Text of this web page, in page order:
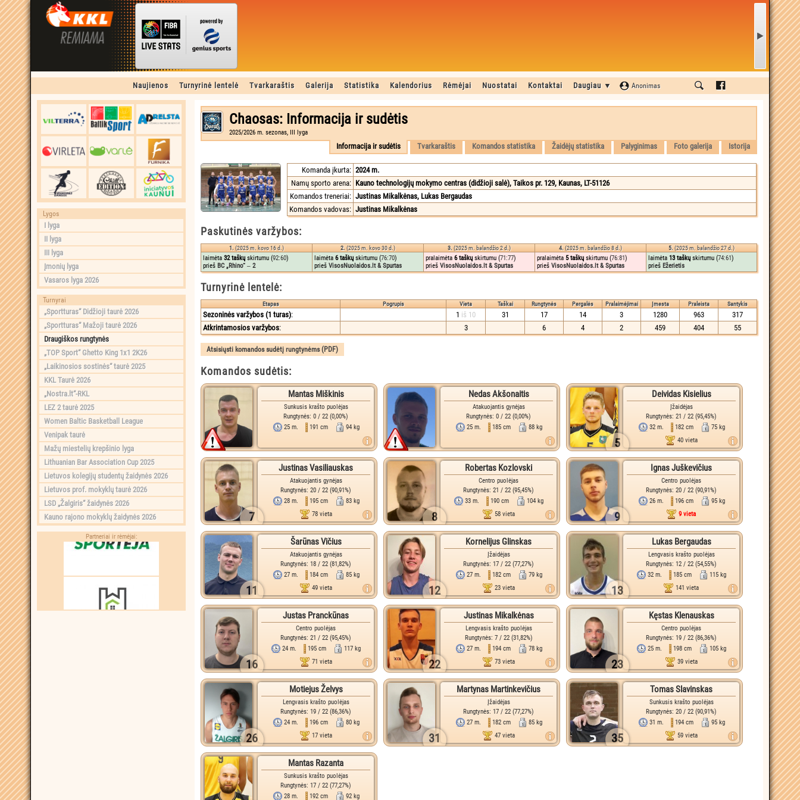
Naujienos Turnyrinė lentelė Tvarkaraštis Galerija Statistika Kalendorius Rėmėjai Nuostatai Kontaktai Daugiau ▼ Anonimas
Lygos
I lyga
II lyga
III lyga
Įmonių lyga
Vasaros lyga 2026
Turnyrai
„Sportturas“ Didžioji taurė 2026
„Sportturas“ Mažoji taurė 2026
Draugiškos rungtynės
„TOP Sport“ Ghetto King 1x1 2K26
„Laikinosios sostinės“ taurė 2025
KKL Taurė 2026
„Nostra.lt“-RKL
LEZ 2 taurė 2025
Women Baltic Basketball League
Venipak taurė
Mažų miestelių krepšinio lyga
Lithuanian Bar Association Cup 2025
Lietuvos kolegijų studentų žaidynės 2026
Lietuvos prof. mokyklų taurė 2026
LSD „Žalgiris“ žaidynės 2026
Kauno rajono mokyklų žaidynės 2026
Partneriai ir rėmėjai:
Chaosas: Informacija ir sudėtis
2025/2026 m. sezonas, III lyga
Informacija ir sudėtis Tvarkaraštis Komandos statistika Žaidėjų statistika Palyginimas Foto galerija Istorija
Komanda įkurta: 2024 m.
Namų sporto arena: Kauno technologijų mokymo centras (didžioji salė), Taikos pr. 129, Kaunas, LT-51126
Komandos treneriai: Justinas Mikalkėnas, Lukas Bergaudas
Komandos vadovas: Justinas Mikalkėnas
Paskutinės varžybos:
1. (2025 m. kovo 16 d.) 2. (2025 m. kovo 30 d.) 3. (2025 m. balandžio 2 d.) 4. (2025 m. balandžio 8 d.) 5. (2025 m. balandžio 27 d.)
laimėta 32 taškų skirtumu (92:60)
prieš BC „Rhino“ ‒ 2
laimėta 6 taškų skirtumu (76:70)
prieš VisosNuolaidos.lt & Spurtas
pralaimėta 6 taškų skirtumu (71:77)
prieš VisosNuolaidos.lt & Spurtas
pralaimėta 5 taškų skirtumu (76:81)
prieš VisosNuolaidos.lt & Spurtas
laimėta 13 taškų skirtumu (74:61)
prieš Ežerietis
Turnyrinė lentelė:
Etapas Pogrupis Vieta Taškai Rungtynės Pergalės Pralaimėjimai Įmesta Praleista Santykis
Sezoninės varžybos (1 turas): 1 iš 10 31 17 14 3 1280 963
317
Atkrintamosios varžybos: 3 6 4 2 459 404 55
Komandos sudėtis:
Mantas Miškinis
Sunkusis krašto puolėjas
Rungtynės: 0 / 22 (0,00%)
25 m.
191 cm 94 kg
Nedas Akšonaitis
Atakuojantis gynėjas
Rungtynės: 0 / 22 (0,00%)
25 m.
185 cm 88 kg
Deividas Kisielius
Įžaidėjas
Rungtynės: 21 / 22 (95,45%)
32 m.
182 cm
75 kg
40 vieta
5
Justinas Vasiliauskas
Atakuojantis gynėjas
Rungtynės: 20 / 22 (90,91%)
28 m.
195 cm
83 kg
78 vieta
7
Robertas Kozlovski
Centro puolėjas
Rungtynės: 21 / 22 (95,45%)
33 m.
190 cm
104 kg
58 vieta
8
Ignas Juškevičius
Centro puolėjas
Rungtynės: 20 / 22 (90,91%)
26 m.
196 cm
95 kg
9 vieta
9
Šarūnas Vičius
Atakuojantis gynėjas
Rungtynės: 18 / 22 (81,82%)
27 m.
184 cm
85 kg
49 vieta
11
Kornelijus Glinskas
Įžaidėjas
Rungtynės: 17 / 22 (77,27%)
27 m.
182 cm
79 kg
23 vieta
12
Lukas Bergaudas
Lengvasis krašto puolėjas
Rungtynės: 12 / 22 (54,55%)
32 m.
185 cm
115 kg
141 vieta
13
Justas Pranckūnas
Centro puolėjas
Rungtynės: 21 / 22 (95,45%)
24 m.
195 cm
117 kg
71 vieta
16
Justinas Mikalkėnas
Lengvasis krašto puolėjas
Rungtynės: 7 / 22 (31,82%)
27 m.
194 cm
78 kg
73 vieta
22
Kęstas Klenauskas
Centro puolėjas
Rungtynės: 19 / 22 (86,36%)
25 m.
198 cm
105 kg
39 vieta
23
Motiejus Želvys
Lengvasis krašto puolėjas
Rungtynės: 19 / 22 (86,36%)
24 m.
196 cm
80 kg
17 vieta
26
Martynas Martinkevičius
Įžaidėjas
Rungtynės: 17 / 22 (77,27%)
27 m.
182 cm
85 kg
47 vieta
31
Tomas Slavinskas
Sunkusis krašto puolėjas
Rungtynės: 20 / 22 (90,91%)
31 m.
194 cm
95 kg
59 vieta
35
Mantas Razanta
Sunkusis krašto puolėjas
Rungtynės: 17 / 22 (77,27%)
28 m.
192 cm 92 kg